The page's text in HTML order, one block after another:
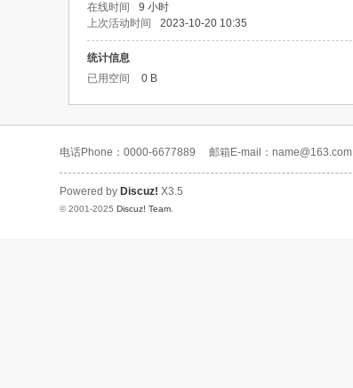
在线时间
9 小时
上次活动时间
2023-10-20 10:35
统计信息
已用空间
0 B
电话Phone：0000-6677889 邮箱E-mail：name@163.com
Powered by Discuz! X3.5
© 2001-2025 Discuz! Team